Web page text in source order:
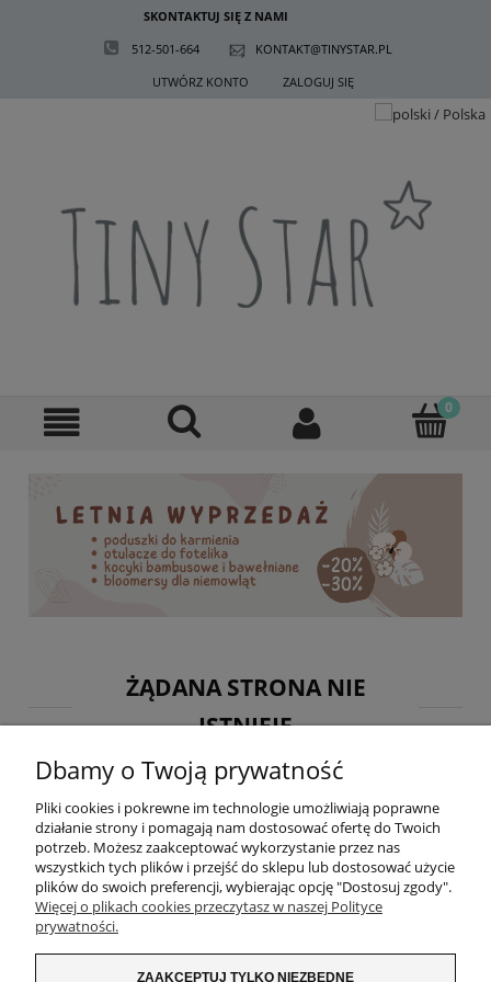
SKONTAKTUJ SIĘ Z NAMI
512-501-664
KONTAKT@TINYSTAR.PL
UTWÓRZ KONTO
ZALOGUJ SIĘ
ŻĄDANA STRONA NIE
ISTNIEJE
Przepraszam, nie znaleziono strony, której szukasz.
Jeśli szukasz konkretnego produktu, skorzystaj z wyszukiwarki.
lub przejdź do strony głównej
ZAKUPY
Dbamy o Twoją prywatność
Pliki cookies i pokrewne im technologie umożliwiają poprawne
działanie strony i pomagają nam dostosować ofertę do Twoich
potrzeb. Możesz zaakceptować wykorzystanie przez nas
wszystkich tych plików i przejść do sklepu lub dostosować użycie
plików do swoich preferencji, wybierając opcję "Dostosuj zgody".
Więcej o plikach cookies przeczytasz w naszej Polityce
prywatności.
ZAAKCEPTUJ TYLKO NIEZBĘDNE